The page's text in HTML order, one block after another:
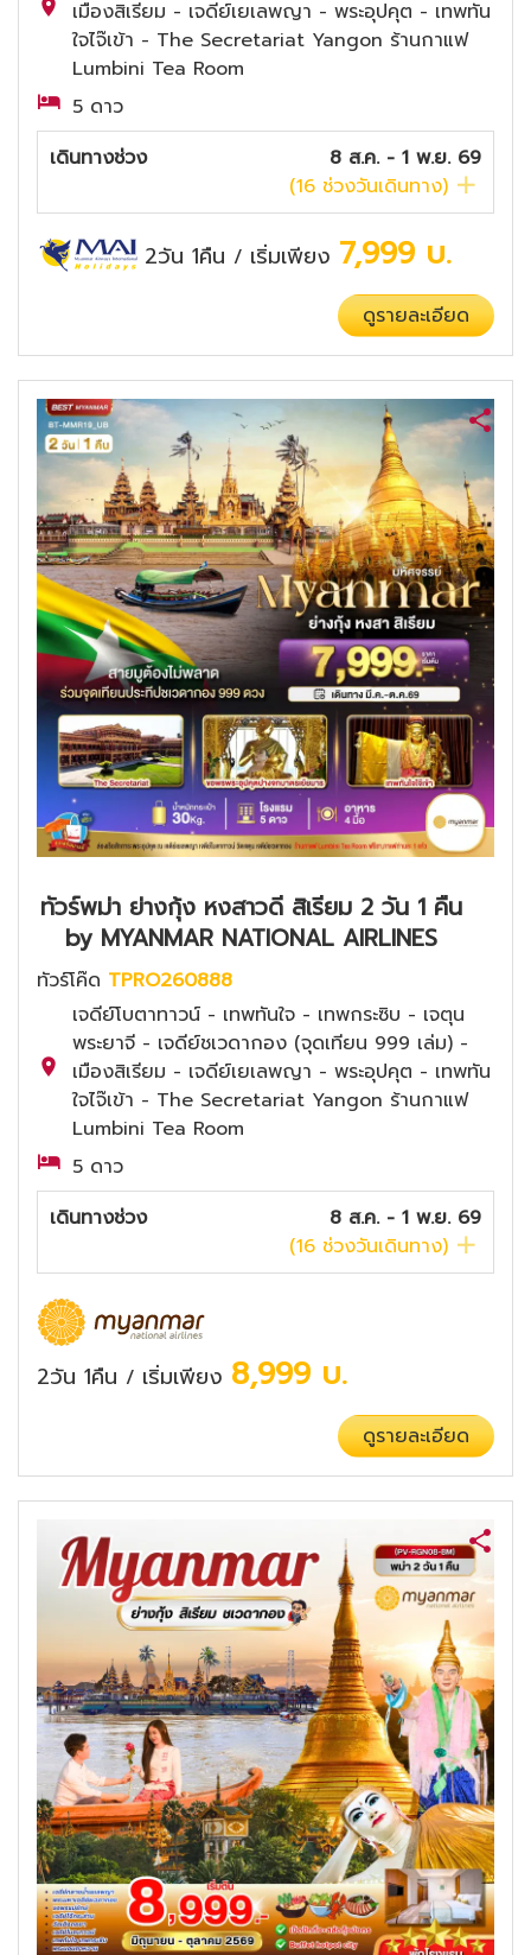
เมืองสิเรียม - เจดีย์เยเลพญา - พระอุปคุต - เทพทัน
ใจไจ๊เข้า - The Secretariat Yangon ร้านกาแฟ
Lumbini Tea Room
5 ดาว
เดินทางช่วง
8 ส.ค. - 1 พ.ย. 69
(16 ช่วงวันเดินทาง)
2วัน 1คืน / เริ่มเพียง 7,999 บ.
ดูรายละเอียด
ทัวร์พม่า ย่างกุ้ง หงสาวดี สิเรียม 2 วัน 1 คืน
by MYANMAR NATIONAL AIRLINES
ทัวร์โค๊ด TPRO260888
เจดีย์โบตาทาวน์ - เทพทันใจ - เทพกระซิบ - เจตุน
พระยาจี - เจดีย์ชเวดากอง (จุดเทียน 999 เล่ม) -
เมืองสิเรียม - เจดีย์เยเลพญา - พระอุปคุต - เทพทัน
ใจไจ๊เข้า - The Secretariat Yangon ร้านกาแฟ
Lumbini Tea Room
5 ดาว
เดินทางช่วง
8 ส.ค. - 1 พ.ย. 69
(16 ช่วงวันเดินทาง)
2วัน 1คืน / เริ่มเพียง 8,999 บ.
ดูรายละเอียด